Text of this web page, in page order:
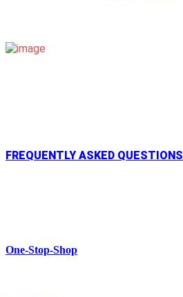
FREQUENTLY ASKED QUESTIONS
One-Stop-Shop